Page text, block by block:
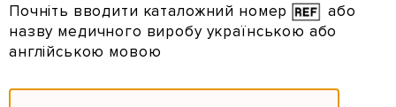
Почніть вводити каталожний номер
або
назву медичного виробу українською або
англійською мовою